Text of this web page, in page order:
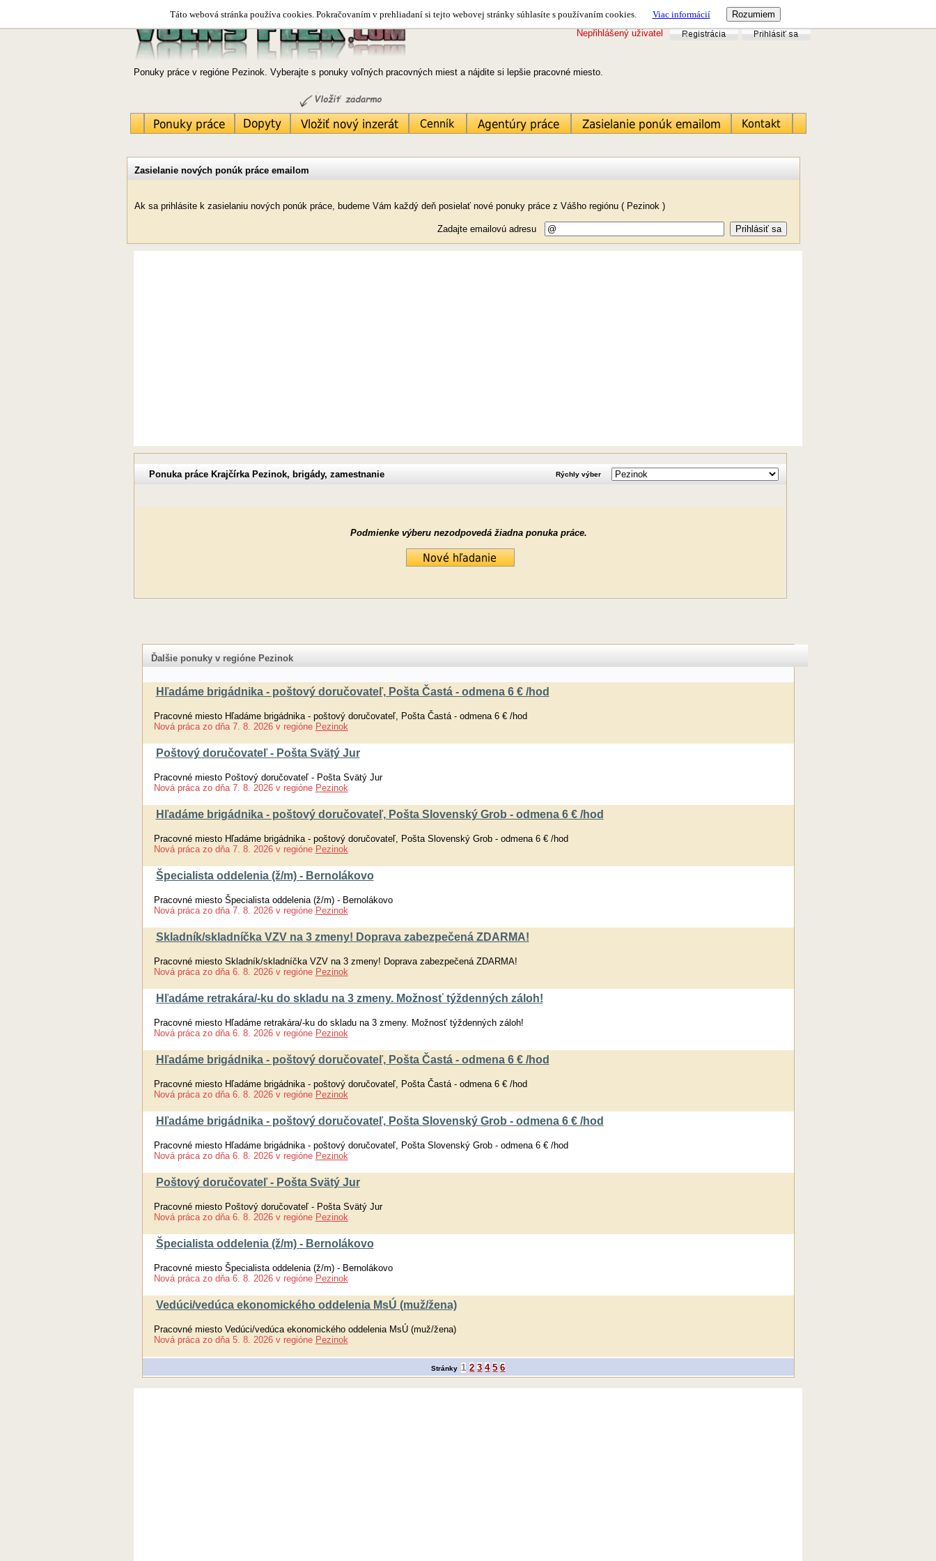
Táto webová stránka používa cookies. Pokračovaním v prehliadaní si tejto webovej stránky súhlasíte s používaním cookies.
Viac informácií
Nepřihlášený uživatel
Ponuky práce v regióne Pezinok. Vyberajte s ponuky voľných pracovných miest a nájdite si lepšie pracovné miesto.
Zasielanie nových ponúk práce emailom
Ak sa prihlásite k zasielaniu nových ponúk práce, budeme Vám každý deň posielať nové ponuky práce z Vášho regiónu ( Pezinok )
Zadajte emailovú adresu
Ponuka práce Krajčírka Pezinok, brigády, zamestnanie Rýchly výber
Podmienke výberu nezodpovedá žiadna ponuka práce.
Ďalšie ponuky v regióne Pezinok
Hľadáme brigádnika - poštový doručovateľ, Pošta Častá - odmena 6 € /hod
Pracovné miesto Hľadáme brigádnika - poštový doručovateľ, Pošta Častá - odmena 6 € /hod
Nová práca zo dňa 7. 8. 2026 v regióne Pezinok
Poštový doručovateľ - Pošta Svätý Jur
Pracovné miesto Poštový doručovateľ - Pošta Svätý Jur
Nová práca zo dňa 7. 8. 2026 v regióne Pezinok
Hľadáme brigádnika - poštový doručovateľ, Pošta Slovenský Grob - odmena 6 € /hod
Pracovné miesto Hľadáme brigádnika - poštový doručovateľ, Pošta Slovenský Grob - odmena 6 € /hod
Nová práca zo dňa 7. 8. 2026 v regióne Pezinok
Špecialista oddelenia (ž/m) - Bernolákovo
Pracovné miesto Špecialista oddelenia (ž/m) - Bernolákovo
Nová práca zo dňa 7. 8. 2026 v regióne Pezinok
Skladník/skladníčka VZV na 3 zmeny! Doprava zabezpečená ZDARMA!
Pracovné miesto Skladník/skladníčka VZV na 3 zmeny! Doprava zabezpečená ZDARMA!
Nová práca zo dňa 6. 8. 2026 v regióne Pezinok
Hľadáme retrakára/-ku do skladu na 3 zmeny. Možnosť týždenných záloh!
Pracovné miesto Hľadáme retrakára/-ku do skladu na 3 zmeny. Možnosť týždenných záloh!
Nová práca zo dňa 6. 8. 2026 v regióne Pezinok
Hľadáme brigádnika - poštový doručovateľ, Pošta Častá - odmena 6 € /hod
Pracovné miesto Hľadáme brigádnika - poštový doručovateľ, Pošta Častá - odmena 6 € /hod
Nová práca zo dňa 6. 8. 2026 v regióne Pezinok
Hľadáme brigádnika - poštový doručovateľ, Pošta Slovenský Grob - odmena 6 € /hod
Pracovné miesto Hľadáme brigádnika - poštový doručovateľ, Pošta Slovenský Grob - odmena 6 € /hod
Nová práca zo dňa 6. 8. 2026 v regióne Pezinok
Poštový doručovateľ - Pošta Svätý Jur
Pracovné miesto Poštový doručovateľ - Pošta Svätý Jur
Nová práca zo dňa 6. 8. 2026 v regióne Pezinok
Špecialista oddelenia (ž/m) - Bernolákovo
Pracovné miesto Špecialista oddelenia (ž/m) - Bernolákovo
Nová práca zo dňa 6. 8. 2026 v regióne Pezinok
Vedúci/vedúca ekonomického oddelenia MsÚ (muž/žena)
Pracovné miesto Vedúci/vedúca ekonomického oddelenia MsÚ (muž/žena)
Nová práca zo dňa 5. 8. 2026 v regióne Pezinok
Stránky 1 2 3 4 5 6